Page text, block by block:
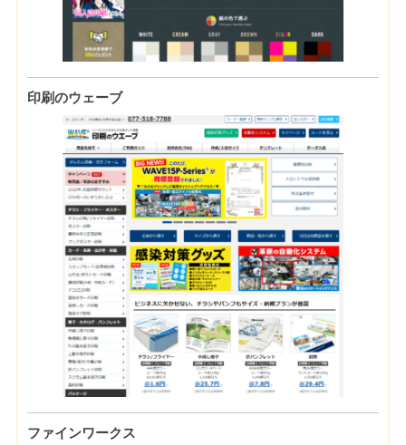
印刷のウェーブ
ファインワークス